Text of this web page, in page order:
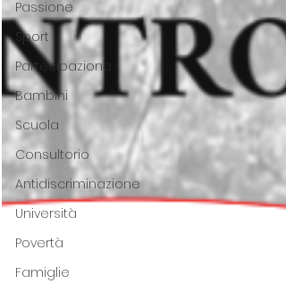
Passione
Sport
Partecipazione
Bambini
Scuola
Consultorio
Antidiscriminazione
Università
Povertà
Famiglie